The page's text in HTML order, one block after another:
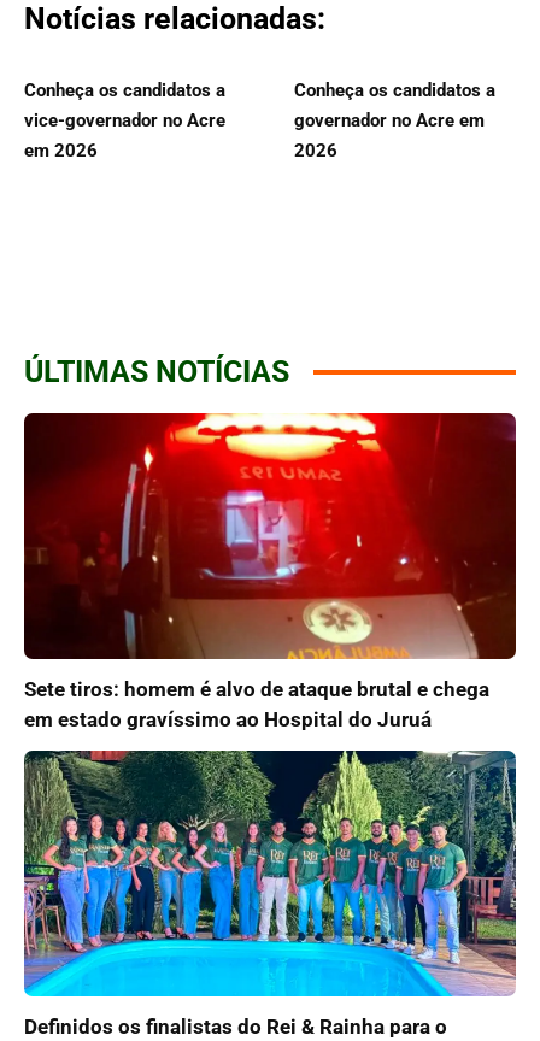
Notícias relacionadas:
Conheça os candidatos a
vice-governador no Acre
em 2026
Conheça os candidatos a
governador no Acre em
2026
ÚLTIMAS NOTÍCIAS
Sete tiros: homem é alvo de ataque brutal e chega
em estado gravíssimo ao Hospital do Juruá
Definidos os finalistas do Rei & Rainha para o